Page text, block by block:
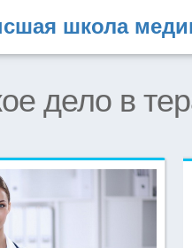
школа
дело в